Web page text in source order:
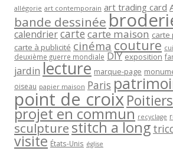
allégorie art contemporain art trading card
bande dessinée
calendriercartecarte maison carte
carte à publicité cinéma couture
deuxième guerre mondiale DIY exposition
jardin lecture marque-page
oiseau papier maison Paris
point de croixPoitiers
projet en commun recyclage
sculpturestitch a long
visite États-Unis église